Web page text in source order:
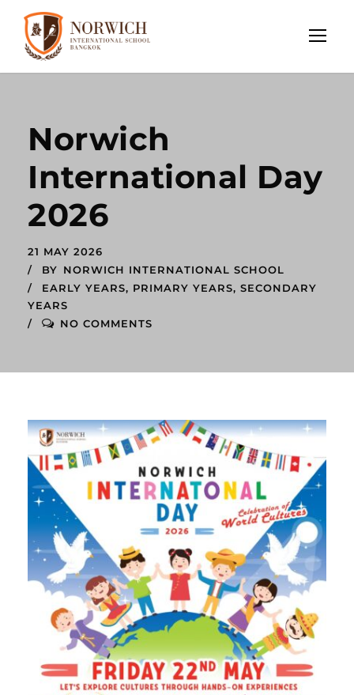
Norwich
International Day
2026
21 MAY 2026
BY NORWICH INTERNATIONAL SCHOOL
EARLY YEARS, PRIMARY YEARS, SECONDARY
YEARS
NO COMMENTS